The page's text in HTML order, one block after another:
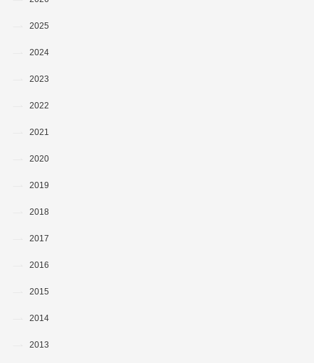
2025
2024
2023
2022
2021
2020
2019
2018
2017
2016
2015
2014
2013